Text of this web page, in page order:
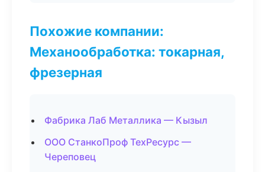
Похожие компании:
Механообработка: токарная,
фрезерная
Фабрика Лаб Металлика — Кызыл
ООО СтанкоПроф ТехРесурс —
Череповец